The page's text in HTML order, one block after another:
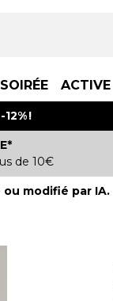
SOIRÉE ACTIVE
!
de 10€
modifié par IA.